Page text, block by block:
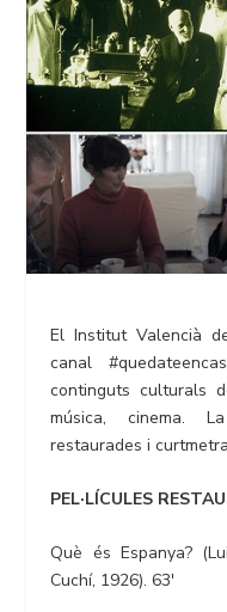
El Institut Valencià
canal
continguts culturals
música, cinema.
restaurades i
PEL·LÍCULES
Què és Espanya?
Cuchí, 1926). 63′